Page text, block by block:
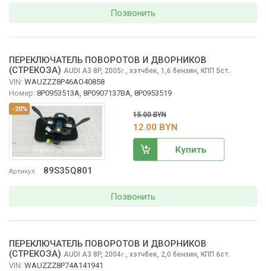
Позвонить
-20%
Артикул 89S35Q801
ПЕРЕКЛЮЧАТЕЛЬ ПОВОРОТОВ И ДВОРНИКОВ
(СТРЕКОЗА) AUDI A3 8P, 2005г. хэтчбек, 1,6 бензин, КПП 5ст.
VIN: WAUZZZ8P46AO40858
Номер: 8P0953513A, 8P0907137BA, 8P0953519
15.00 BYN
12.00 BYN
Купить
Позвонить
ПЕРЕКЛЮЧАТЕЛЬ ПОВОРОТОВ И ДВОРНИКОВ
(СТРЕКОЗА) AUDI A3 8P, 2004г., хэтчбек, 2,0 бензин, КПП 6ст.
VIN: WAUZZZ8P74A141941